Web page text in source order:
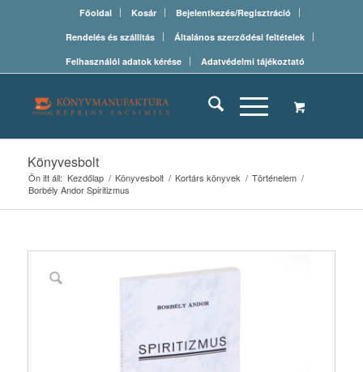
Főoldal Kosár
Bejelentkezés/Regisztráció
Rendelés és szállítás
Általános szerződési feltételek
Felhasználói adatok kérése
Adatvédelmi tájékoztató
Könyvesbolt
Ön itt áll: Kezdőlap / Könyvesbolt / Kortárs könyvek / Történelem /
Borbély Andor Spiritizmus